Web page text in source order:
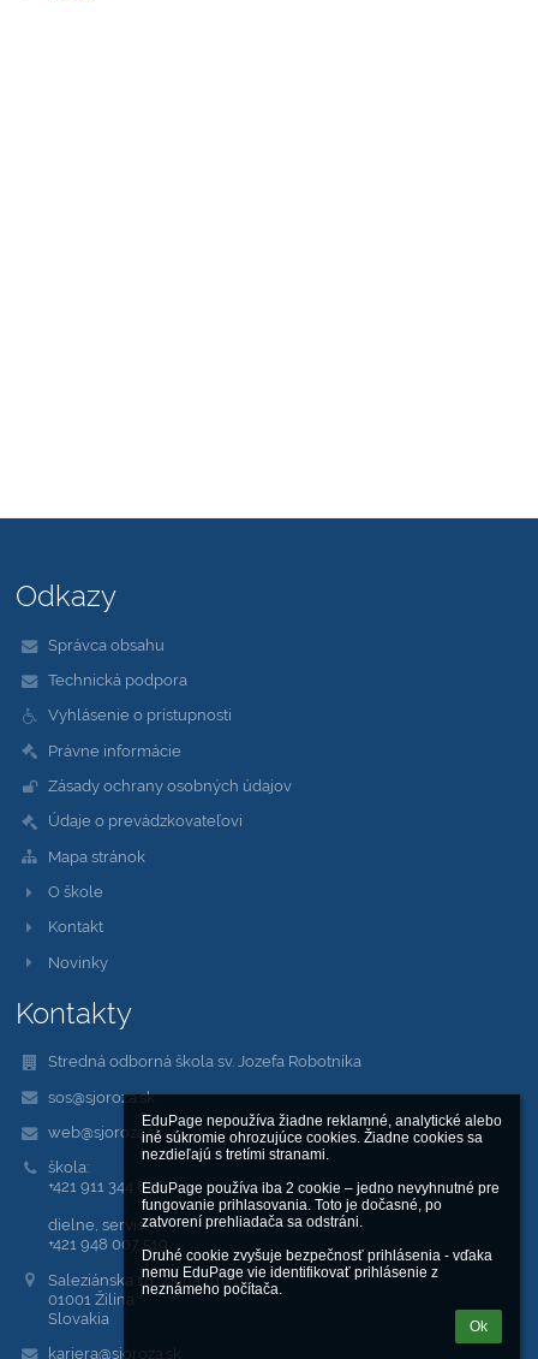
EduPage nepoužíva žiadne reklamné, analytické alebo
iné súkromie ohrozujúce cookies. Žiadne cookies sa
nezdieľajú s tretími stranami.
EduPage používa iba 2 cookie – jedno nevyhnutné pre
fungovanie prihlasovania. Toto je dočasné, po
zatvorení prehliadača sa odstráni.
Druhé cookie zvyšuje bezpečnosť prihlásenia - vďaka
nemu EduPage vie identifikovať prihlásenie z
neznámeho počítača.
Ok
Odkazy
Správca obsahu
Technická podpora
Vyhlásenie o prístupnosti
Právne informácie
Zásady ochrany osobných údajov
Údaje o prevádzkovateľovi
Mapa stránok
O škole
Kontakt
Novinky
Kontakty
Stredná odborná škola sv. Jozefa Robotníka
sos@sjoroza.sk
web@sjoroza.sk
škola:
+421 911 344 848
dielne, servis:
+421 948 007 519
Saleziánska 18, Žilina 010 01
01001 Žilina
Slovakia
kariera@sjoroza.sk